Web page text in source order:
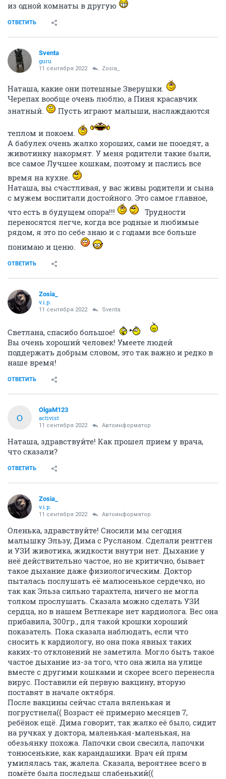
из одной комнаты в другую
ОТВЕТИТЬ
Sventa
guru
11 сентября 2022 Zosia_
Наташа, какие они потешные Зверушки.
Черепах вообще очень люблю, а Пиня красавчик
знатный.
Пусть играют малыши, наслаждаются
теплом и покоем.
А бабулек очень жалко хороших, сами не пооедят, а
животинку накормят. У меня родители такие были,
все самое Лучшее кошкам, поэтому и паслись все
время на кухне.
Наташа, вы счастливая, у вас живы родители и сына
с мужем воспитали достойного. Это самое главное,
что есть в будущем опора!!!
Трудности
переносятся легче, когда все родные и любимые
рядом, я это по себе знаю и с годами все больше
понимаю и ценю.
ОТВЕТИТЬ
Zosia_
v.i.p.
11 сентября 2022 Sventa
Светлана, спасибо большое!
Вы очень хороший человек! Умеете людей
поддержать добрым словом, это так важно и редко в
наше время!
ОТВЕТИТЬ
O
OlgaM123
activist
11 сентября 2022 Автоинформатор
Наташа, здравствуйте! Как прошел прием у врача,
что сказали?
ОТВЕТИТЬ
Zosia_
v.i.p.
11 сентября 2022 Автоинформатор
Оленька, здравствуйте! Сносили мы сегодня
малышку Эльзу, Дима с Русланом. Сделали рентген
и УЗИ животика, жидкости внутри нет. Дыхание у
неё действительно частое, но не критично, бывает
такое дыхание даже физиологическим. Доктор
пыталась послушать её малюсенькое сердечко, но
так как Эльза сильно тарахтела, ничего не могла
толком прослушать. Сказала можно сделать УЗИ
сердца, но в нашем Ветлекаре нет кардиолога. Вес она
прибавила, 300гр., для такой крошки хороший
показатель. Пока сказала наблюдать, если что
сносить к кардиологу, но она пока явных таких
каких-то отклонений не заметила. Могло быть такое
частое дыхание из-за того, что она жила на улице
вместе с другими кошками и скорее всего перенесла
вирус. Поставили ей первую вакцину, вторую
поставят в начале октября.
После вакцины сейчас стала вяленькая и
погрустнела(( Возраст её примерно месяцев 7,
ребёнок ещё. Дима говорит, так жалко её было, сидит
на ручках у доктора, маленькая-маленькая, на
обезьянку похожа. Лапочки свои свесила, лапочки
тонюсенькие, как карандашики. Врач ей прям
умилялась так, жалела. Сказала, вероятнее всего в
помёте была последыш слабенький((